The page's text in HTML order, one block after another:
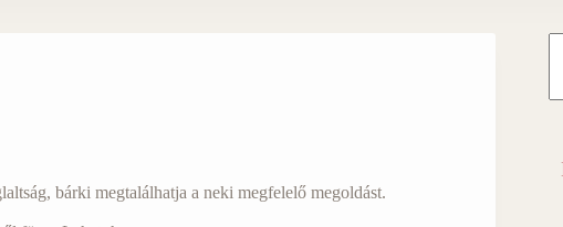
bárki megtalálhatja a neki megfelelő megoldást.